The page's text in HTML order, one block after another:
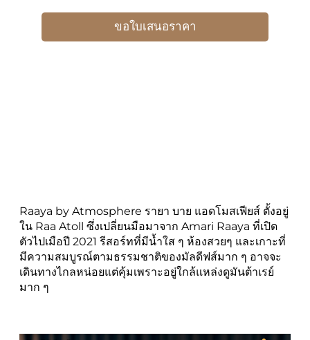
ขอใบเสนอราคา
Raaya by Atmosphere รายา บาย แอดโมสเฟียส์ ตั้งอยู่
ใน Raa Atoll ซึ่งเปลี่ยนมือมาจาก Amari Raaya ที่เปิด
ตัวไปเมือปี 2021 รีสอร์ทที่มีน้ำใส ๆ ห้องสวยๆ และเกาะที่
มีความสมบูรณ์ตามธรรมชาติของมัลดีฟส์มาก ๆ อาจจะ
เดินทางไกลหน่อยแต่คุ้มเพราะอยู่ใกล้แหล่งดูมันต้าเรย์
มาก ๆ